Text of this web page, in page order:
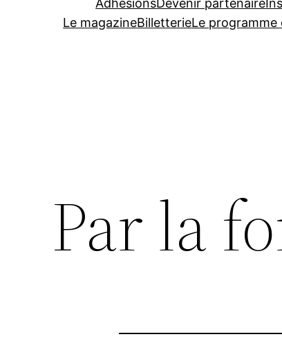
AdhésionsDevenir partenaire
Le magazineBilletterieLe programme
Par la